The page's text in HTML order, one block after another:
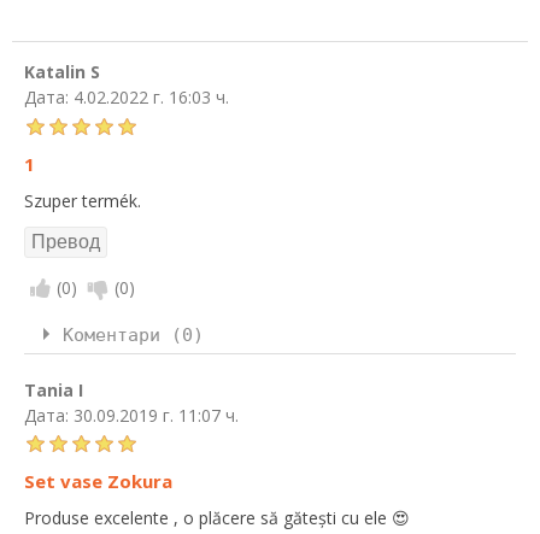
Katalin S
Дата: 4.02.2022 г. 16:03 ч.
1
Szuper termék.
(0) (0)
Коментари (0)
Tania I
Дата: 30.09.2019 г. 11:07 ч.
Set vase Zokura
Produse excelente , o plăcere să gătești cu ele 😍